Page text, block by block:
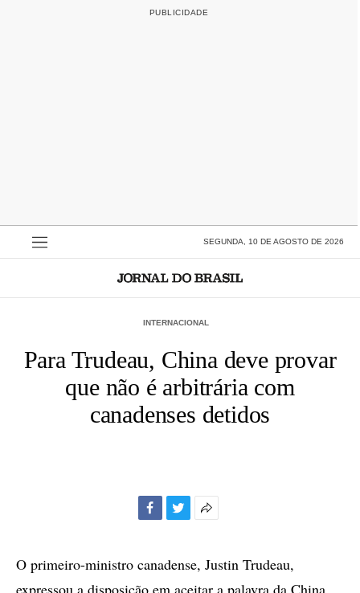
SEGUNDA, 10 DE AGOSTO DE 2026
INTERNACIONAL
Para Trudeau, China deve provar
que não é arbitrária com
canadenses detidos
compartilhamento
O primeiro-ministro canadense, Justin Trudeau,
expressou a disposição em aceitar a palavra da China